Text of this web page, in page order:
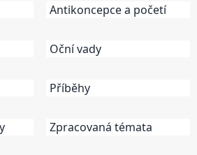
Antikoncepce a početí
Oční vady
Příběhy
Zpracovaná témata